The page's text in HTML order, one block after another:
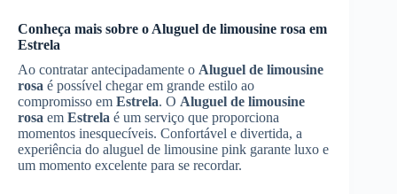
Conheça mais sobre o Aluguel de limousine rosa em
Estrela
Ao contratar antecipadamente o Aluguel de limousine
rosa é possível chegar em grande estilo ao
compromisso em Estrela. O Aluguel de limousine
rosa em Estrela é um serviço que proporciona
momentos inesquecíveis. Confortável e divertida, a
experiência do aluguel de limousine pink garante luxo e
um momento excelente para se recordar.